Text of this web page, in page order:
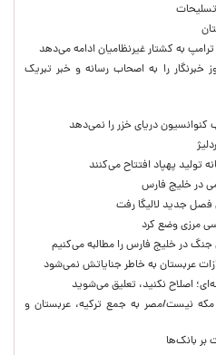
تسلیحات
به کشتار غیرنظامیان ادامه می‌دهد
خبرنگار را به اصحاب رسانه و خبر تبریک
دریای خزر را نمی‌دهد
تولید پهپاد افتتاح می‌کنند
در خلیج فارس
فصل جدید لالیگا رفت
مرزی وضع کرد
در خلیج فارس را مطالبه‌ می‌کنیم
عربستان به خاطر جنایاتش نمی‌شود
نیست/مصر به جمع ترکیه، عربستان و
بر بانک‌ها